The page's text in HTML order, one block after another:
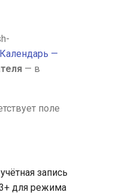
Календарь —
— в
поле
запись
для режима